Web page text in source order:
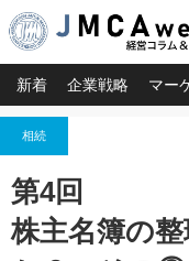
新着 企業戦略 マー
相続
第4回
株主名簿の